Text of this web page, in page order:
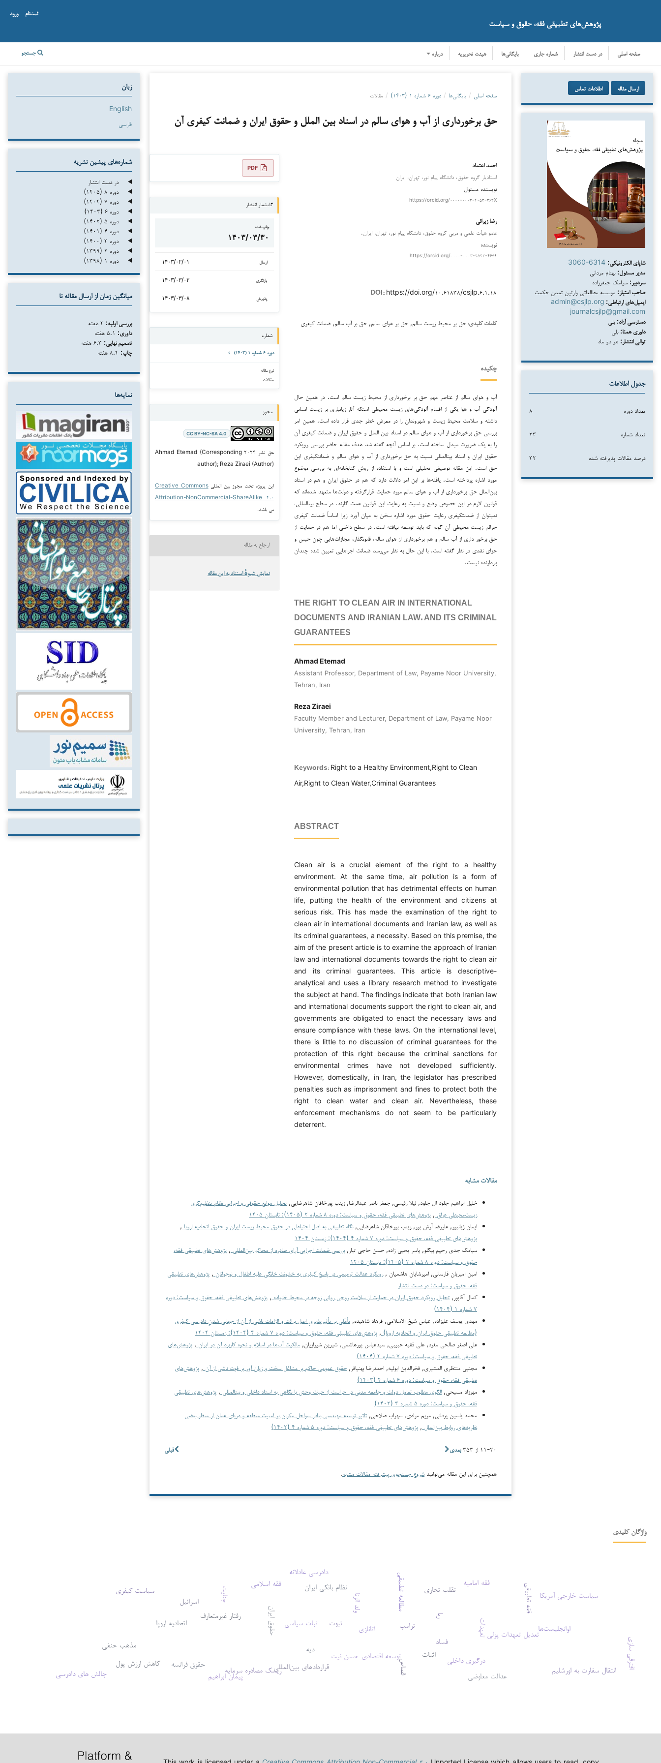
پژوهش‌های تطبیقی فقه، حقوق و سیاست
صفحه اصلی در دست انتشار شماره جاری بایگانی‌ها هیئت تحریریه درباره جستجو
ثبت‌نام ورود
ارسال مقاله اطلاعات تماس
شاپای الکترونیکی: 3060-6314
مدیر مسئول: بهنام مردانی
سردبیر: سیامک جعفرزاده
صاحب امتیاز: موسسه مطالعاتی وارثین تمدن حکمت
ایمیل‌های ارتباطی: admin@csjlp.org
journalcsjlp@gmail.com
دسترسی آزاد: بلی
داوری همتا: بلی
توالی انتشار: هر دو ماه
جدول اطلاعات
تعداد دوره ۸
تعداد شماره ۲۳
درصد مقالات پذیرفته شده ۳۲
صفحه اصلی / بایگانی‌ها / دوره ۶ شماره ۱ (۱۴۰۳) / مقالات
حق برخورداری از آب و هوای سالم در اسناد بین الملل و حقوق ایران و ضمانت کیفری آن
احمد اعتماد
استادیار گروه حقوق، دانشگاه پیام نور، تهران، ایران
نویسنده مسئول
https://orcid.org/۰۰۰۰-۰۰۰۳-۴۰۵۳-۳۶۳X
رضا زیرائی
عضو هیأت علمی و مربی گروه حقوق، دانشگاه پیام نور، تهران، ایران.
نویسنده
https://orcid.org/۰۰۰۰-۰۰۰۳-۲۵۲۲-۴۶۷۹
DOI:: https://doi.org/۱۰.۶۱۸۳۸/csjlp.۶.۱.۱۸
کلمات کلیدی: حق بر محیط زیست سالم, حق بر هوای سالم, حق بر آب سالم, ضمانت کیفری
چکیده
آب و هوای سالم از عناصر مهم حق بر برخورداری از محیط زیست سالم است. در همین حال
آلودگی آب و هوا یکی از اقسام آلودگی‌های زیست­ محیطی است­که آثار زیانباری بر زیست انسانی
داشته و سلامت محیط زیست و شهروندان را در معرض خطر جدی قرار داده است. همین امر
بررسی حق برخورداری از آب و هوای سالم در اسناد بین الملل و حقوق ایران و ضمانت کیفری آن
را به یک ضرورت مبدل ساخته است. بر اساس آنچه گفته شد هدف مقاله حاضر بررسی رویکرد
حقوق ایران و اسناد بین­المللی نسبت به حق برخورداری از آب و هوای سالم و ضمانت­کیفری این
حق است. این مقاله توصیفی تحلیلی است و با استفاده از روش کتابخانه‌ای به بررسی موضوع
مورد اشاره پرداخته است. یافته‌ها بر این امر دلالت دارد که هم در حقوق ایران و هم در اسناد
بین‌الملل حق برخورداری از آب و هوای سالم مورد حمایت قرارگرفته و دولت‌ها متعهد شده‌اند که
قوانین لازم در این خصوص وضع و نسبت به رعایت این قوانین همت گارند. در سطح بین­المللی،
نمی‎توان از ضمانت­کیفری رعایت حقوق مورد اشاره سخن به­ میان آورد زیرا اساساً ضمانت کیفری
جرائم زیست محیطی آن گونه که باید توسعه نیافته است. در سطح داخلی اما هم در حمایت از
حق برخور داری از آب سالم و هم برخورداری از هوای سالم، قانون­گذار، مجازات‌هایی چون حبس و
جزای نقدی در نظر گفته است. با این حال به نظر می‌رسد ضمانت اجراهایی تعیین شده چندان
بازدارنده نیست.
THE RIGHT TO CLEAN AIR IN INTERNATIONAL
DOCUMENTS AND IRANIAN LAW, AND ITS CRIMINAL
GUARANTEES
Ahmad Etemad
Assistant Professor, Department of Law, Payame Noor University,
Tehran, Iran
Reza Ziraei
Faculty Member and Lecturer, Department of Law, Payame Noor
University, Tehran, Iran
Keywords: Right to a Healthy Environment,Right to Clean
Air,Right to Clean Water,Criminal Guarantees
ABSTRACT
Clean air is a crucial element of the right to a healthy
environment. At the same time, air pollution is a form of
environmental pollution that has detrimental effects on human
life, putting the health of the environment and citizens at
serious risk. This has made the examination of the right to
clean air in international documents and Iranian law, as well as
its criminal guarantees, a necessity. Based on this premise, the
aim of the present article is to examine the approach of Iranian
law and international documents towards the right to clean air
and its criminal guarantees. This article is descriptive-
analytical and uses a library research method to investigate
the subject at hand. The findings indicate that both Iranian law
and international documents support the right to clean air, and
governments are obligated to enact the necessary laws and
ensure compliance with these laws. On the international level,
there is little to no discussion of criminal guarantees for the
protection of this right because the criminal sanctions for
environmental crimes have not developed sufficiently.
However, domestically, in Iran, the legislator has prescribed
penalties such as imprisonment and fines to protect both the
right to clean water and clean air. Nevertheless, these
enforcement mechanisms do not seem to be particularly
deterrent.
دانلود PDF
گاه‌شمار انتشار
چاپ شده
۱۴۰۳/۰۳/۳۰
ارسال ۱۴۰۳/۰۲/۰۱
بازنگری ۱۴۰۳/۰۳/۰۲
پذیرش ۱۴۰۳/۰۳/۰۸
شماره
دوره ۶ شماره ۱ (۱۴۰۳)
نوع مقاله
مقالات
مجوز
CC BY-NC-SA 4.0
حق نشر ۲۰۲۴ Ahmad Etemad (Corresponding
author); Reza Ziraei (Author)
این پروژه تحت مجوز بین المللیCreative Commons
Attribution-NonCommercial-ShareAlike ۴.۰
می باشد.
ارجاع به مقاله
نمایش شیوهٔ استناد به این مقاله
مقالات مشابه
خلیل ابراهیم جلود ال جلود, لیلا رئیسی, جعفر ناصر عبدالرضا, زینب پورخاقان شاهرضایی, تحلیل موانع حقوقی و اجرایی نظام تنظیم‌گری
زیست‌محیطی عراق , پژوهش‌های تطبیقی فقه، حقوق و سیاست: دوره ۸ شماره ۲ (۱۴۰۵): تابستان ۱۴۰۵
ایمان ژیانپور, علیرضا آرش پور, زینب پورخاقان شاهرضایی,نگاه تطبیقی به اصل احتیاطی در حقوق محیط زیست ایران و حقوق اتحادیه اروپا ,
پژوهش‌های تطبیقی فقه، حقوق و سیاست: دوره ۷ شماره ۴ (۱۴۰۴): زمستان ۱۴۰۴
سیامک جدی رحیم بیگلو, یاسر یحیی زاده, حسن حاجی تبار,بررسی ضمانت اجرایی آرای صادره از محاکم بین‌المللی , پژوهش‌های تطبیقی فقه،
حقوق و سیاست: دوره ۸ شماره ۲ (۱۴۰۵): تابستان ۱۴۰۵
امین امیریان فارسانی, امیرشایان هاشمیان , رویکرد عدالت ترمیمی در پاسخ کیفری به خشونت خانگی علیه اطفال و نوجوانان , پژوهش‌های تطبیقی
فقه، حقوق و سیاست: در دست انتشار
کمال آقاپور, تحلیل رویکرد حقوق ایران در حمایت از سلامت روحی روانی زوجه در محیط خانواده , پژوهش‌های تطبیقی فقه، حقوق و سیاست: دوره
۷ شماره ۱ (۱۴۰۴)
مهدی یوسف علیزاده, عباس شیخ الاسلامی, فرهاد شاهیده, تأمّلی بر تأثیرپذیریِ اصل برائت و الزامات ناشی از آن از جهانی شدنِ دادرسی کیفری
(مطالعه تطبیقی حقوق ایران و اتحادیه اروپا) , پژوهش‌های تطبیقی فقه، حقوق و سیاست: دوره ۷ شماره ۴ (۱۴۰۴): زمستان ۱۴۰۴
علی اصغر صالحی مفرد, علی فقیه حبیبی, سیدعباس پورهاشمی, شیرین شیرازیان, مالکیت آب‌ها در اسلام و نحوه کاربرد آن در ایران , پژوهش‌های
تطبیقی فقه، حقوق و سیاست: دوره ۷ شماره ۳ (۱۴۰۴)
مجتبی منتظری المشیری, فخرالدین ابوئیه, احمدرضا بهنیافر, حقوق عمومی حاکم بر مشاغل سخت و زیان آور بر فوت ناشی از آن , پژوهش‌های
تطبیقی فقه، حقوق و سیاست: دوره ۶ شماره ۴ (۱۴۰۳)
مهرزاد مسیحی, الگوی مطلوب تعامل دولت و جامعه مدنی در حراست از حیات وحش با نگاهی به اسناد داخلی و بین­المللی , پژوهش‌های تطبیقی
فقه، حقوق و سیاست: دوره ۵ شماره ۳ (۱۴۰۲)
محمد یاسین یزدانی, مریم مرادی, سهراب صلاحی, تاثیر توسعه مهندسی بنادر سواحل مکران بر امنیت منطقه و دریای عمان از منظر بعضی
نظریه‌های روابط بین‌الملل , پژوهش‌های تطبیقی فقه، حقوق و سیاست: دوره ۵ شماره ۴ (۱۴۰۲)
قبلی ۱۱-۲۰ از ۳۵۳ بعدی
همچنین برای این مقاله می‌توانید شروع جستجوی پیشرفته مقالات مشابه.
زبان
English
فارسی
شماره‌های پیشین نشریه
در دست انتشار
دوره ۸ (۱۴۰۵)
دوره ۷ (۱۴۰۴)
دوره ۶ (۱۴۰۳)
دوره ۵ (۱۴۰۲)
دوره ۴ (۱۴۰۱)
دوره ۳ (۱۴۰۰)
دوره ۲ (۱۳۹۹)
دوره ۱ (۱۳۹۸)
میانگین زمان از ارسال مقاله تا
بررسی اولیه:
داوری:
تصمیم نهایی:
چاپ:
نمایه‌ها
واژگان کلیدی
ثبات سیاسی
توسعه اقتصادی
فساد
درگیری داخلی
ریسک مصادره سرمایه
ثبوت
اثبات
تعهدات حقوق ایران
حقوق فرانسه
مطالعه تطبیقی
رفتار غیرمتعارف
تقلب تجاری
قراردادهای بین‌المللی
حسن نیت
اتحادیه اروپا
کاهش ارزش پول
نظام بانکی ایران فقه اسلامی
ربا
تعدیل تعهدات پولی
عدالت معاوضی
دیه
قصاص
ولد الزنا
فقه امامیه
مذهب حنفی
جنایت فقه تطبیقی
اوانجلیست‌ها
سیاست خارجی آمریکا
ترامپ
اسرائیل
انتقال سفارت به اورشلیم
پیمان ابراهیم
افترقی سازی
دادرسی عادلانه
چالش های دادرسی
سیاست کیفری
اتانازی